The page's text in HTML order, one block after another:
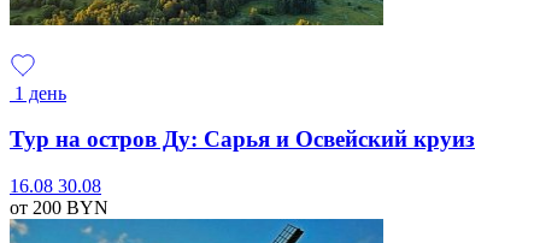
1 день
Тур на остров Ду: Сарья и Освейский круиз
16.08 30.08
от 200 BYN